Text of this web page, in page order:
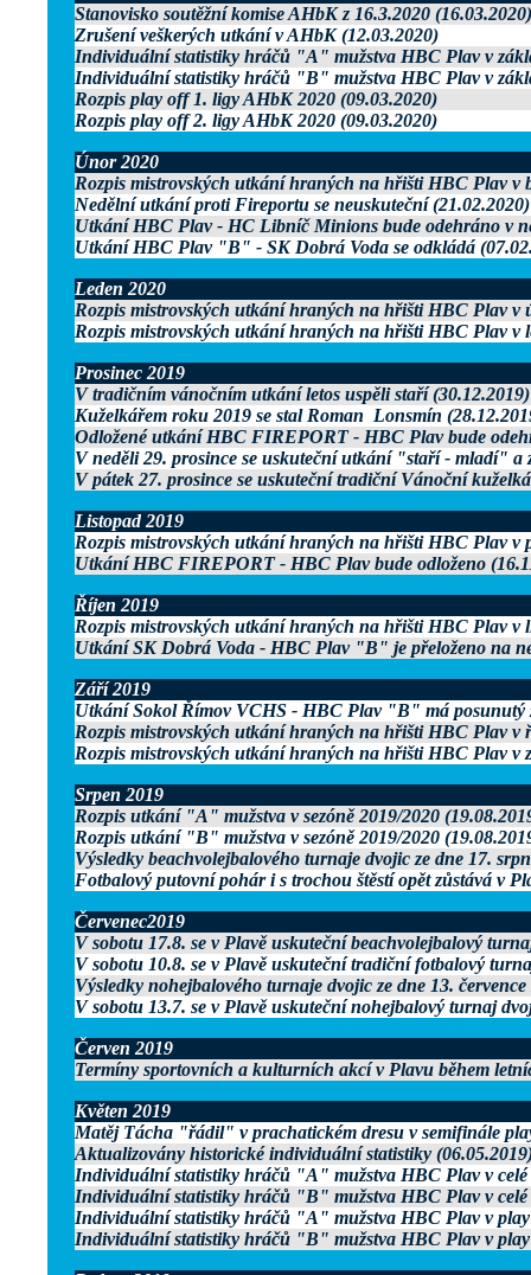
Stanovisko soutěžní komise AHbK z 16.3.2020 (16.03.2020)
Zrušení veškerých utkání v AHbK (12.03.2020)
Individuální statistiky hráčů "A" mužstva HBC Plav v
Individuální statistiky hráčů "B" mužstva HBC Plav v
Rozpis play off 1. ligy AHbK 2020 (09.03.2020)
Rozpis play off 2. ligy AHbK 2020 (09.03.2020)
Únor 2020
Rozpis mistrovských utkání hraných na hřišti HBC Plav v
Nedělní utkání proti Fireportu se neuskuteční (21.02.2020)
Utkání HBC Plav - HC Libníč Minions bude odehráno v
Utkání HBC Plav "B" - SK Dobrá Voda se odkládá
Leden 2020
Rozpis mistrovských utkání hraných na hřišti HBC Plav v
Rozpis mistrovských utkání hraných na hřišti HBC Plav v
Prosinec 2019
V tradičním vánočním utkání letos uspěli staří (30.12.2019)
Kuželkářem roku 2019 se stal Roman Lonsmín
Odložené utkání HBC FIREPORT - HBC Plav bude
V neděli 29. prosince se uskuteční utkání "staří - mladí" a
V pátek 27. prosince se uskuteční tradiční Vánoční
Listopad 2019
Rozpis mistrovských utkání hraných na hřišti HBC Plav v
Utkání HBC FIREPORT - HBC Plav bude odloženo
Říjen 2019
Rozpis mistrovských utkání hraných na hřišti HBC Plav v
Utkání SK Dobrá Voda - HBC Plav "B" je přeloženo na
Září 2019
Utkání Sokol Římov VCHS - HBC Plav "B" má posunutý
Rozpis mistrovských utkání hraných na hřišti HBC Plav v
Rozpis mistrovských utkání hraných na hřišti HBC Plav v
Srpen 2019
Rozpis utkání "A" mužstva v sezóně 2019/2020
Rozpis utkání "B" mužstva v sezóně 2019/2020
Výsledky beachvolejbalového turnaje dvojic ze dne 17.
Fotbalový putovní pohár i s trochou štěstí opět zůstává v
Červenec2019
V sobotu 17.8. se v Plavě uskuteční beachvolejbalový
V sobotu 10.8. se v Plavě uskuteční tradiční fotbalový
Výsledky nohejbalového turnaje dvojic ze dne 13.
V sobotu 13.7. se v Plavě uskuteční nohejbalový turnaj
Červen 2019
Termíny sportovních a kulturních akcí v Plavu během
Květen 2019
Matěj Tácha "řádil" v prachatickém dresu v semifinále
Aktualizovány historické individuální statistiky
Individuální statistiky hráčů "A" mužstva HBC Plav v celé
Individuální statistiky hráčů "B" mužstva HBC Plav v celé
Individuální statistiky hráčů "A" mužstva HBC Plav v
Individuální statistiky hráčů "B" mužstva HBC Plav v